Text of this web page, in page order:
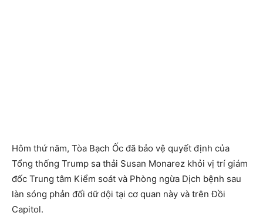
Hôm thứ năm, Tòa Bạch Ốc đã bảo vệ quyết định của
Tổng thống Trump sa thải Susan Monarez khỏi vị trí giám
đốc Trung tâm Kiểm soát và Phòng ngừa Dịch bệnh sau
làn sóng phản đối dữ dội tại cơ quan này và trên Đồi
Capitol.